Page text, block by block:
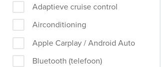
Adaptieve cruise control
Airconditioning
Apple Carplay / Android Auto
Bluetooth (telefoon)